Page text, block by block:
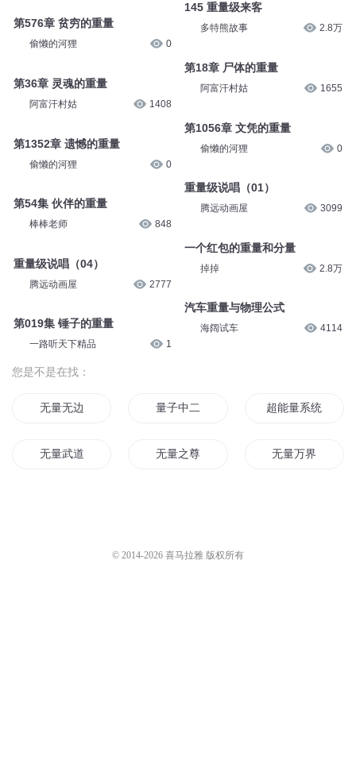
第576章 贫穷的重量
偷懒的河狸 0
第36章 灵魂的重量
阿富汗村姑 1408
第1352章 遗憾的重量
偷懒的河狸 0
第54集 伙伴的重量
棒棒老师 848
重量级说唱（04）
腾远动画屋 2777
第019集 锤子的重量
一路听天下精品 1
145 重量级来客
多特熊故事 2.8万
第18章 尸体的重量
阿富汗村姑 1655
第1056章 文凭的重量
偷懒的河狸 0
重量级说唱（01）
腾远动画屋 3099
一个红包的重量和分量
掉掉 2.8万
汽车重量与物理公式
海阔试车 4114
您是不是在找：
无量无边 量子中二 超能量系统
无量武道 无量之尊 无量万界
© 2014-2026 喜马拉雅 版权所有